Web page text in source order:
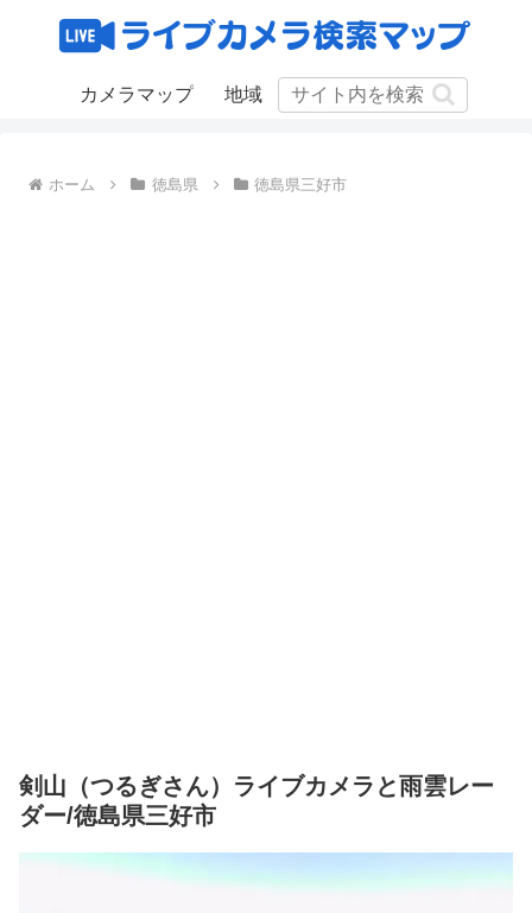
カメラマップ 地域
ホーム 徳島県 徳島県三好市
剣山（つるぎさん）ライブカメラと雨雲レー
ダー/徳島県三好市